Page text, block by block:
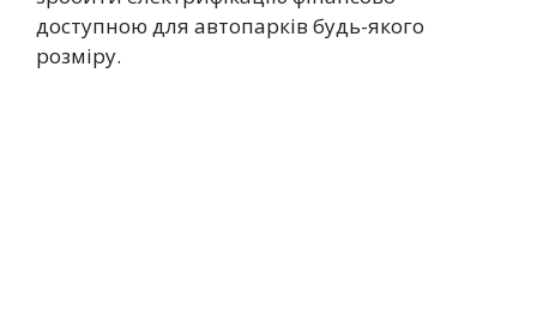
доступною для автопарків будь-якого
розміру.